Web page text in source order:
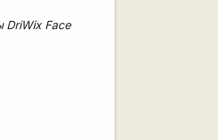
DriWix Face